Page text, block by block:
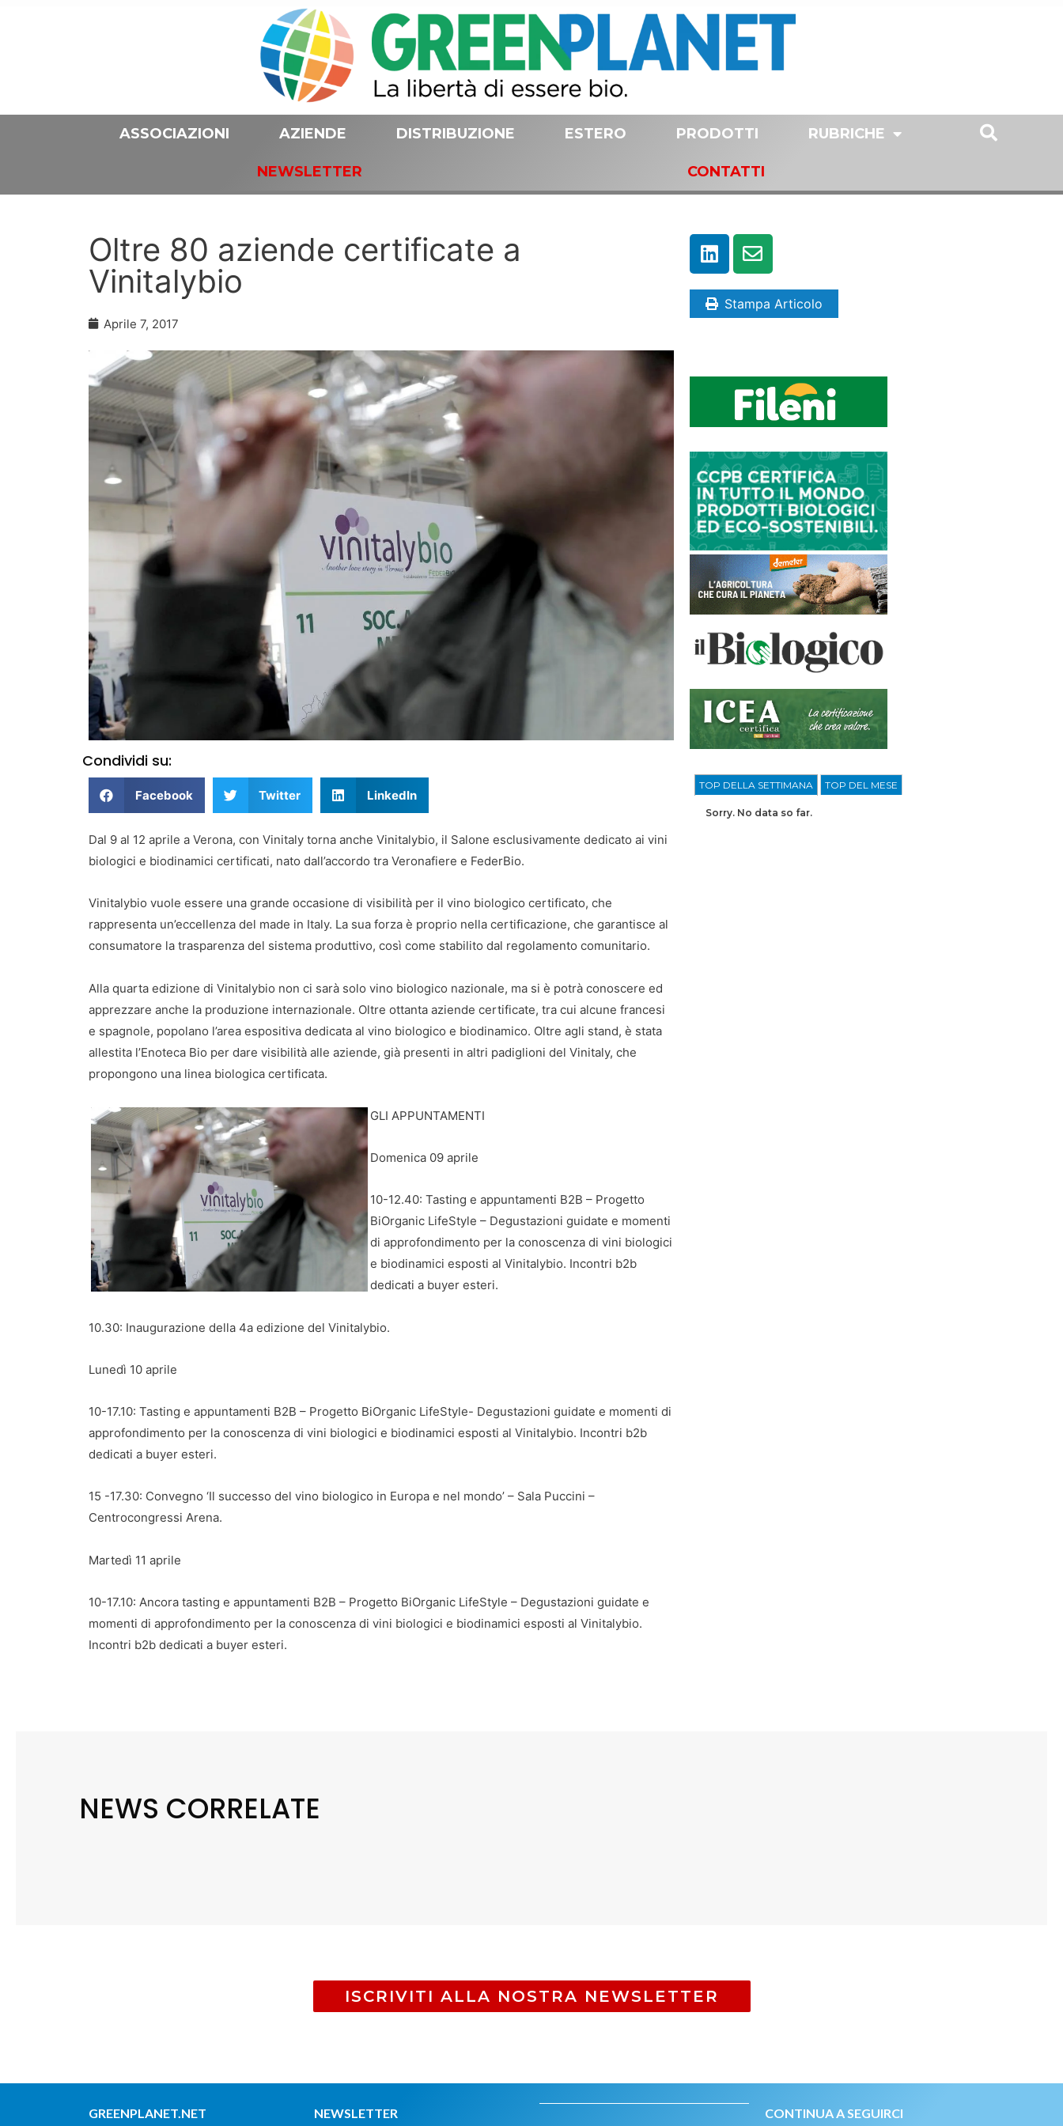
ASSOCIAZIONI AZIENDE DISTRIBUZIONE ESTERO PRODOTTI RUBRICHE
NEWSLETTER CONTATTI
Oltre 80 aziende certificate a
Vinitalybio
Aprile 7, 2017
Condividi su:
Facebook Twitter LinkedIn
Dal 9 al 12 aprile a Verona, con Vinitaly torna anche Vinitalybio, il Salone esclusivamente dedicato ai vini
biologici e biodinamici certificati, nato dall’accordo tra Veronafiere e FederBio.
Vinitalybio vuole essere una grande occasione di visibilità per il vino biologico certificato, che
rappresenta un’eccellenza del made in Italy. La sua forza è proprio nella certificazione, che garantisce al
consumatore la trasparenza del sistema produttivo, così come stabilito dal regolamento comunitario.
Alla quarta edizione di Vinitalybio non ci sarà solo vino biologico nazionale, ma si è potrà conoscere ed
apprezzare anche la produzione internazionale. Oltre ottanta aziende certificate, tra cui alcune francesi
e spagnole, popolano l’area espositiva dedicata al vino biologico e biodinamico. Oltre agli stand, è stata
allestita l’Enoteca Bio per dare visibilità alle aziende, già presenti in altri padiglioni del Vinitaly, che
propongono una linea biologica certificata.
GLI APPUNTAMENTI
Domenica 09 aprile
10-12.40: Tasting e appuntamenti B2B – Progetto
BiOrganic LifeStyle – Degustazioni guidate e momenti
di approfondimento per la conoscenza di vini biologici
e biodinamici esposti al Vinitalybio. Incontri b2b
dedicati a buyer esteri.
10.30: Inaugurazione della 4a edizione del Vinitalybio.
Lunedì 10 aprile
10-17.10: Tasting e appuntamenti B2B – Progetto BiOrganic LifeStyle- Degustazioni guidate e momenti di
approfondimento per la conoscenza di vini biologici e biodinamici esposti al Vinitalybio. Incontri b2b
dedicati a buyer esteri.
15 -17.30: Convegno ‘Il successo del vino biologico in Europa e nel mondo’ – Sala Puccini –
Centrocongressi Arena.
Martedì 11 aprile
10-17.10: Ancora tasting e appuntamenti B2B – Progetto BiOrganic LifeStyle – Degustazioni guidate e
momenti di approfondimento per la conoscenza di vini biologici e biodinamici esposti al Vinitalybio.
Incontri b2b dedicati a buyer esteri.
Stampa Articolo
TOP DELLA SETTIMANA TOP DEL MESE
Sorry. No data so far.
NEWS CORRELATE
ISCRIVITI ALLA NOSTRA NEWSLETTER
GREENPLANET.NET NEWSLETTER CONTINUA A SEGUIRCI